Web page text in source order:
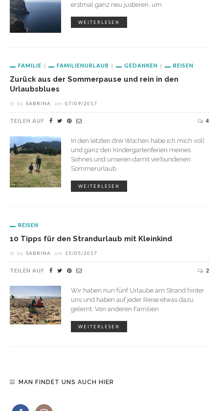
erstmal ganz neu justieren, um
WEITERLESEN
FAMILIE FAMILIENURLAUB GEDANKEN REISEN
Zurück aus der Sommerpause und rein in den
Urlaubsblues
by SABRINA am 07/09/2017
TEILEN AUF 4
In den letzten drei Wochen habe ich mich voll
und ganz den Kindergartenferien meines
Sohnes und unseren damit verbundenen
Sommerurlaub
WEITERLESEN
REISEN
10 Tipps für den Strandurlaub mit Kleinkind
by SABRINA am 15/05/2017
TEILEN AUF 2
Wir haben nun fünf Urlaube am Strand hinter
uns und haben auf jeder Reise etwas dazu
gelernt. Von anderen Familien
WEITERLESEN
MAN FINDET UNS AUCH HIER